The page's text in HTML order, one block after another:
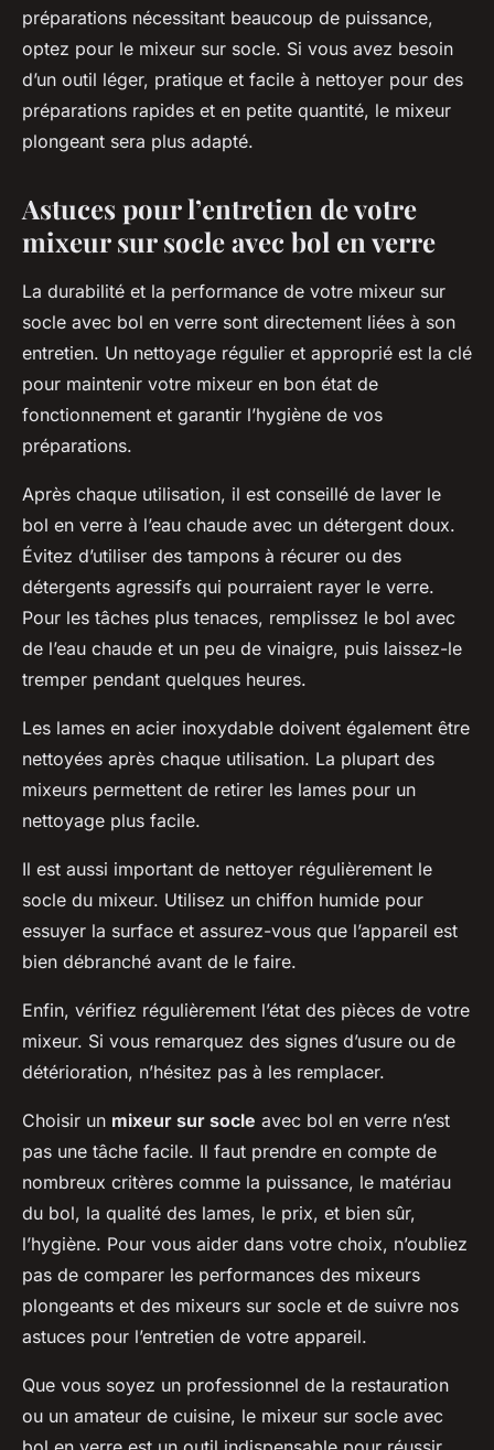
préparations nécessitant beaucoup de puissance,
optez pour le mixeur sur socle. Si vous avez besoin
d’un outil léger, pratique et facile à nettoyer pour des
préparations rapides et en petite quantité, le mixeur
plongeant sera plus adapté.
Astuces pour l’entretien de votre
mixeur sur socle avec bol en verre
La durabilité et la performance de votre mixeur sur
socle avec bol en verre sont directement liées à son
entretien. Un nettoyage régulier et approprié est la clé
pour maintenir votre mixeur en bon état de
fonctionnement et garantir l’hygiène de vos
préparations.
Après chaque utilisation, il est conseillé de laver le
bol en verre à l’eau chaude avec un détergent doux.
Évitez d’utiliser des tampons à récurer ou des
détergents agressifs qui pourraient rayer le verre.
Pour les tâches plus tenaces, remplissez le bol avec
de l’eau chaude et un peu de vinaigre, puis laissez-le
tremper pendant quelques heures.
Les lames en acier inoxydable doivent également être
nettoyées après chaque utilisation. La plupart des
mixeurs permettent de retirer les lames pour un
nettoyage plus facile.
Il est aussi important de nettoyer régulièrement le
socle du mixeur. Utilisez un chiffon humide pour
essuyer la surface et assurez-vous que l’appareil est
bien débranché avant de le faire.
Enfin, vérifiez régulièrement l’état des pièces de votre
mixeur. Si vous remarquez des signes d’usure ou de
détérioration, n’hésitez pas à les remplacer.
Choisir un mixeur sur socle avec bol en verre n’est
pas une tâche facile. Il faut prendre en compte de
nombreux critères comme la puissance, le matériau
du bol, la qualité des lames, le prix, et bien sûr,
l’hygiène. Pour vous aider dans votre choix, n’oubliez
pas de comparer les performances des mixeurs
plongeants et des mixeurs sur socle et de suivre nos
astuces pour l’entretien de votre appareil.
Que vous soyez un professionnel de la restauration
ou un amateur de cuisine, le mixeur sur socle avec